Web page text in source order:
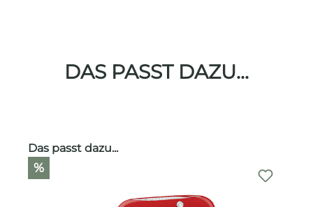
DAS PASST DAZU...
Produktgalerie überspringen
Das passt dazu...
%